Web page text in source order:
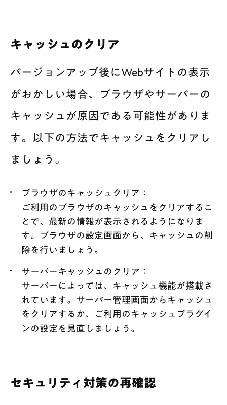
キャッシュのクリア
バージョンアップ後にWebサイトの表示
がおかしい場合、ブラウザやサーバーの
キャッシュが原因である可能性がありま
す。以下の方法でキャッシュをクリアし
ましょう。
ブラウザのキャッシュクリア ：
ご利用のブラウザのキャッシュをクリアするこ
とで、最新の情報が表示されるようになりま
す。ブラウザの設定画面から、キャッシュの削
除を行いましょう。
サーバーキャッシュのクリア ：
サーバーによっては、キャッシュ機能が搭載さ
れています。サーバー管理画面からキャッシュ
をクリアするか、ご利用のキャッシュプラグイ
ンの設定を見直しましょう。
セキュリティ対策の再確認